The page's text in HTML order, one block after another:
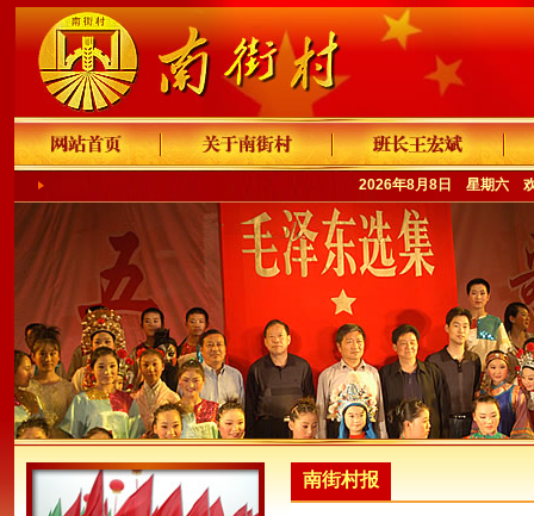
2026年8月8日 星期六
南街村报